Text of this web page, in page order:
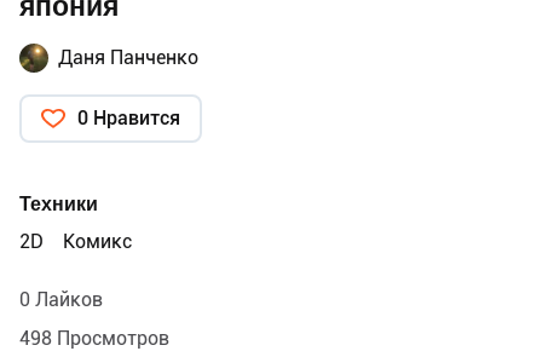
Даня Панченко
0 Нравится
Техники
2D
Комикс
0 Лайков
498 Просмотров